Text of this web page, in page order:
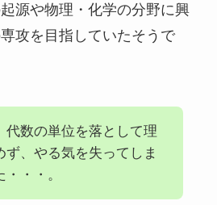
源や物理・化学の分野に興
攻を目指していたそうで
代数の単位を落として理
ず、やる気を失ってしま
・・。